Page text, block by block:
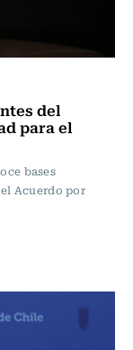
del
para el
bases
Acuerdo por